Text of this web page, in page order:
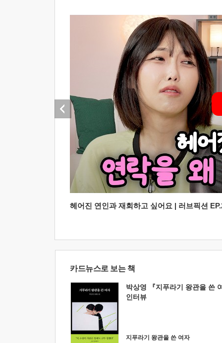
헤어진 연인과 재회하고 싶어요 | 러브픽션
카드뉴스로 보는 책
박상영 『지푸라기 왕관을 쓴
인터뷰
지푸라기 왕관을 쓴 여자